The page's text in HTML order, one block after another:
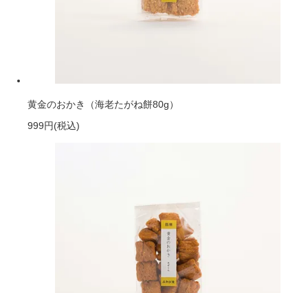
黄金のおかき（海老たがね餅80g）
999円(税込)